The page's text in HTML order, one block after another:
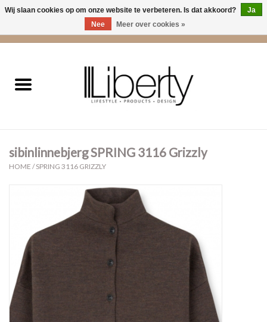
Kleding
Cadeaus
Cadeaubonnen
Merken
sibinlinnebjerg SPRING 3116 Grizzly
HOME /SPRING 3116 GRIZZLY
Wij slaan cookies op om onze website te verbeteren. Is dat akkoord?
Ja
Nee
Meer over cookies »